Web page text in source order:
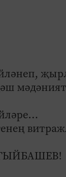
мәдәният
ГЫЙБАШЕВ!